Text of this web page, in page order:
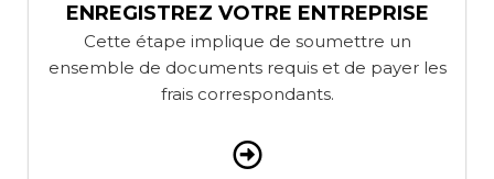
ENREGISTREZ VOTRE ENTREPRISE
Cette étape implique de soumettre un
ensemble de documents requis et de payer les
frais correspondants.